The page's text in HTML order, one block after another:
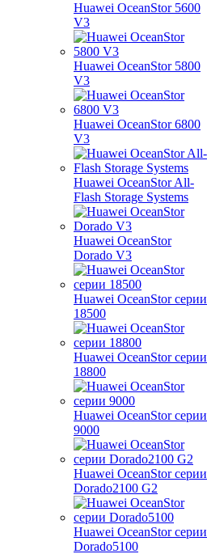
Huawei OceanStor 5600
V3
Huawei OceanStor 5800
V3
Huawei OceanStor 6800
V3
Huawei OceanStor All-
Flash Storage Systems
Huawei OceanStor
Dorado V3
Huawei OceanStor серии
18500
Huawei OceanStor серии
18800
Huawei OceanStor серии
9000
Huawei OceanStor серии
Dorado2100 G2
Huawei OceanStor серии
Dorado5100